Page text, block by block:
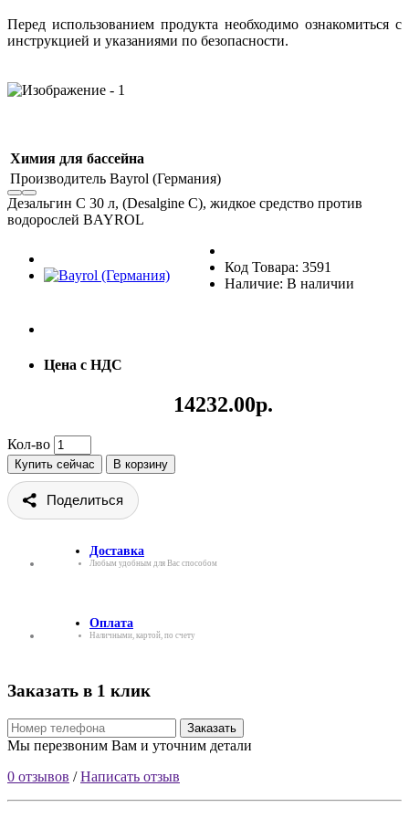
Перед использованием продукта необходимо ознакомиться с
инструкцией и указаниями по безопасности.
Химия для бассейна
Производитель Bayrol (Германия)
Дезальгин С 30 л, (Desalgine С), жидкое средство против
водорослей BAYROL
Код Товара: 3591
Наличие: В наличии
Цена с НДС
14232.00р.
Кол-во
Купить сейчас В корзину
Поделиться
Доставка
Любым удобным для Вас способом
Оплата
Наличными, картой, по счету
Заказать в 1 клик
Заказать
Мы перезвоним Вам и уточним детали
0 отзывов /Написать отзыв